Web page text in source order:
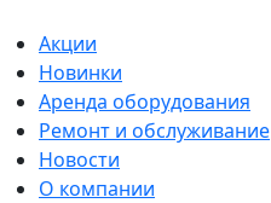
Акции
Новинки
Аренда оборудования
Ремонт и обслуживание
Новости
О компании